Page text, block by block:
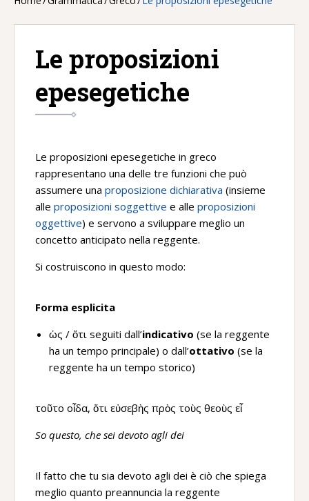
Le proposizioni
epesegetiche
Le proposizioni epesegetiche in greco
rappresentano una delle tre funzioni che può
assumere una proposizione dichiarativa (insieme
alle proposizioni soggettive e alle proposizioni
oggettive) e servono a sviluppare meglio un
concetto anticipato nella reggente.
Si costruiscono in questo modo:
Forma esplicita
ὡς / ὅτι seguiti dall’indicativo (se la reggente
ha un tempo principale) o dall’ottativo (se la
reggente ha un tempo storico)
τοῦτο οἶδα, ὅτι εὐσεβὴς πρὸς τοὺς θεοὺς εἶ
So questo, che sei devoto agli dei
Il fatto che tu sia devoto agli dei è ciò che spiega
meglio quanto preannuncia la reggente